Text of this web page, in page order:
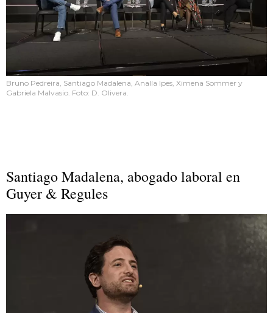
Bruno Pedreira, Santiago Madalena, Analía Ipes, Ximena Sommer y
Gabriela Malvasio. Foto: D. Olivera.
Santiago Madalena, abogado laboral en
Guyer & Regules